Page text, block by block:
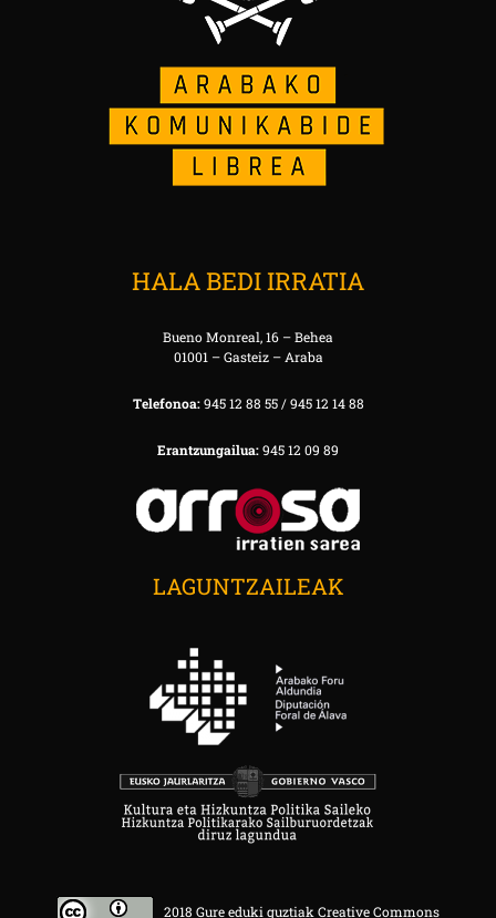
HALA BEDI IRRATIA
Bueno Monreal, 16 – Behea
01001 – Gasteiz – Araba
Telefonoa:945 12 88 55 / 945 12 14 88
Erantzungailua:945 12 09 89
LAGUNTZAILEAK
2018 Gure eduki guztiak Creative Commons